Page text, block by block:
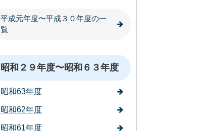
平成元年度〜平成３０年度の一
覧
昭和２９年度〜昭和６３年度
昭和63年度
昭和62年度
昭和61年度